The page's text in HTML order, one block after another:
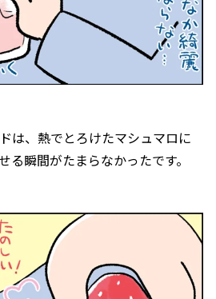
は、熱でとろけたマシュマロに
る瞬間がたまらなかったです。